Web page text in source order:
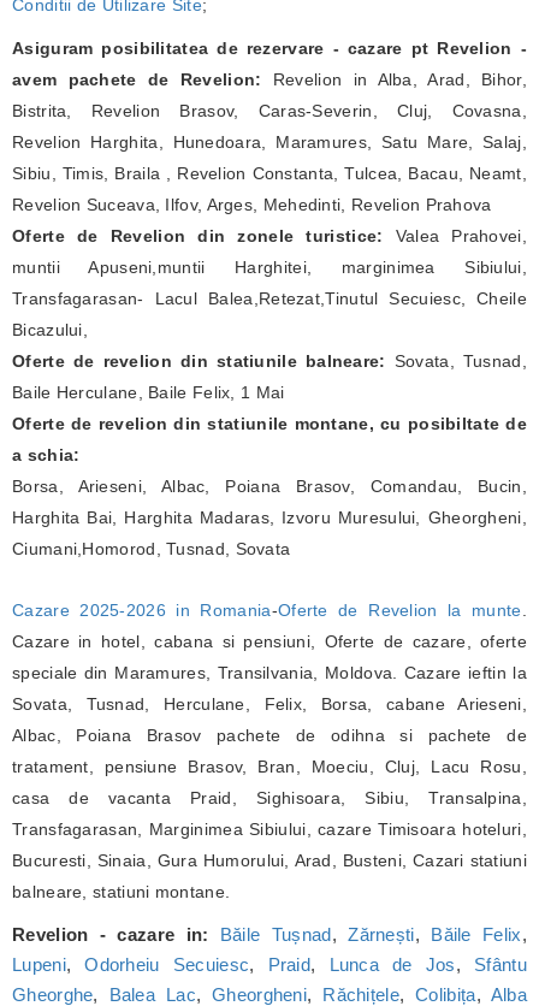
Conditii de Utilizare Site;
Asiguram posibilitatea de rezervare - cazare pt Revelion -
avem pachete de Revelion: Revelion in Alba, Arad, Bihor,
Bistrita, Revelion Brasov, Caras-Severin, Cluj, Covasna,
Revelion Harghita, Hunedoara, Maramures, Satu Mare, Salaj,
Sibiu, Timis, Braila , Revelion Constanta, Tulcea, Bacau, Neamt,
Revelion Suceava, Ilfov, Arges, Mehedinti, Revelion Prahova
Oferte de Revelion din zonele turistice: Valea Prahovei,
muntii Apuseni,muntii Harghitei, marginimea Sibiului,
Transfagarasan- Lacul Balea,Retezat,Tinutul Secuiesc, Cheile
Bicazului,
Oferte de revelion din statiunile balneare: Sovata, Tusnad,
Baile Herculane, Baile Felix, 1 Mai
Oferte de revelion din statiunile montane, cu posibiltate de
a schia:
Borsa, Arieseni, Albac, Poiana Brasov, Comandau, Bucin,
Harghita Bai, Harghita Madaras, Izvoru Muresului, Gheorgheni,
Ciumani,Homorod, Tusnad, Sovata
Cazare 2025-2026 in Romania-Oferte de Revelion la munte
Cazare in hotel, cabana si pensiuni, Oferte de cazare, oferte
speciale din Maramures, Transilvania, Moldova. Cazare ieftin la
Sovata, Tusnad, Herculane, Felix, Borsa, cabane Arieseni,
Albac, Poiana Brasov pachete de odihna si pachete de
tratament, pensiune Brasov, Bran, Moeciu, Cluj, Lacu Rosu,
casa de vacanta Praid, Sighisoara, Sibiu, Transalpina,
Transfagarasan, Marginimea Sibiului, cazare Timisoara hoteluri,
Bucuresti, Sinaia, Gura Humorului, Arad, Busteni, Cazari statiuni
balneare, statiuni montane.
Revelion - cazare in: Băile Tușnad,Zărnești, Băile Felix,
Lupeni,Odorheiu Secuiesc, Praid, Lunca de Jos, Sfântu
Gheorghe, Balea Lac,Gheorgheni, Răchițele,Colibița, Alba